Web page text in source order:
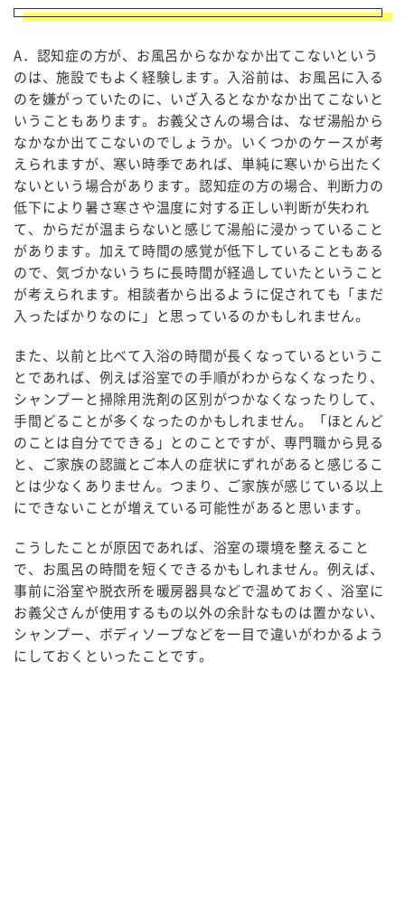
A．認知症の方が、お風呂からなかなか出てこないという
のは、施設でもよく経験します。入浴前は、お風呂に入る
のを嫌がっていたのに、いざ入るとなかなか出てこないと
いうこともあります。お義父さんの場合は、なぜ湯船から
なかなか出てこないのでしょうか。いくつかのケースが考
えられますが、寒い時季であれば、単純に寒いから出たく
ないという場合があります。認知症の方の場合、判断力の
低下により暑さ寒さや温度に対する正しい判断が失われ
て、からだが温まらないと感じて湯船に浸かっていること
があります。加えて時間の感覚が低下していることもある
ので、気づかないうちに長時間が経過していたということ
が考えられます。相談者から出るように促されても「まだ
入ったばかりなのに」と思っているのかもしれません。
また、以前と比べて入浴の時間が長くなっているというこ
とであれば、例えば浴室での手順がわからなくなったり、
シャンプーと掃除用洗剤の区別がつかなくなったりして、
手間どることが多くなったのかもしれません。「ほとんど
のことは自分でできる」とのことですが、専門職から見る
と、ご家族の認識とご本人の症状にずれがあると感じるこ
とは少なくありません。つまり、ご家族が感じている以上
にできないことが増えている可能性があると思います。
こうしたことが原因であれば、浴室の環境を整えること
で、お風呂の時間を短くできるかもしれません。例えば、
事前に浴室や脱衣所を暖房器具などで温めておく、浴室に
お義父さんが使用するもの以外の余計なものは置かない、
シャンプー、ボディソープなどを一目で違いがわかるよう
にしておくといったことです。